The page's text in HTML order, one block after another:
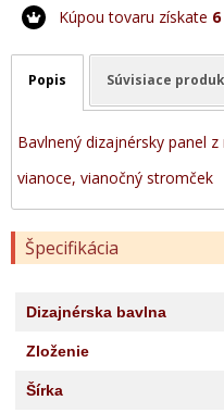
Kúpou tovaru získate 6
Popis Súvisiace
Bavlnený dizajnérsky panel
vianoce, vianočný stromček
Špecifikácia
Dizajnérska bavlna
Zloženie
Šírka